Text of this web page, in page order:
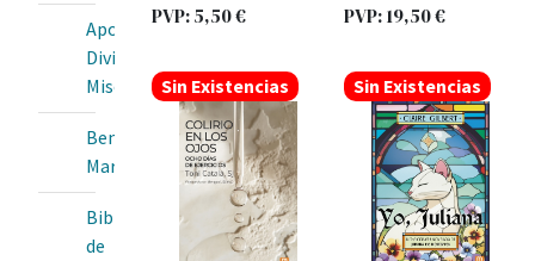
Apostolado
Divina
Misericordia
Bendita
María
Biblioteca
de
PVP:5,50€
PVP:19,50€
Sin Existencias Sin Existencias